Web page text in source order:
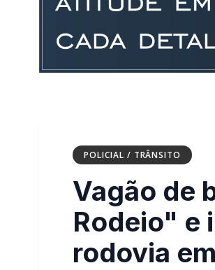
POLICIAL / TRÂNSITO
Vagão de
Rodeio" e
rodovia